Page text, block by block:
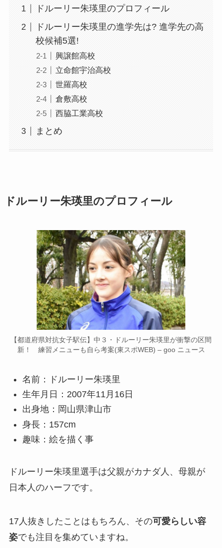
ドルーリー朱瑛里のプロフィール
ドルーリー朱瑛里の進学先は? 進学先の高
校候補5選!
興譲館高校
立命館宇治高校
世羅高校
倉敷高校
西脇工業高校
まとめ
ドルーリー朱瑛里のプロフィール
【都道府県対抗女子駅伝】中３・ドルーリー朱瑛里が衝撃の区間
新！ 練習メニューも自ら考案(東スポWEB) – goo ニュース
名前：ドルーリー朱瑛里
生年月日：2007年11月16日
出身地：岡山県津山市
身長：157cm
趣味：絵を描く事
ドルーリー朱瑛里選手は父親がカナダ人、母親が
日本人のハーフです。
17人抜きしたことはもちろん、その可愛らしい容
姿でも注目を集めていますね。